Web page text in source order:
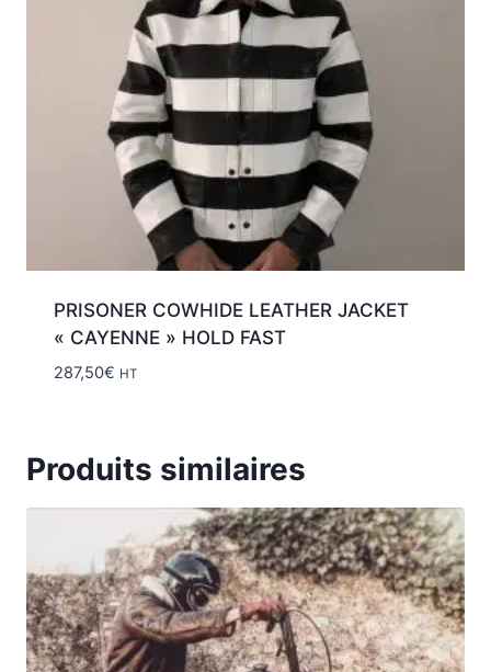
PRISONER COWHIDE LEATHER JACKET
« CAYENNE » HOLD FAST
287,50€ HT
Produits similaires